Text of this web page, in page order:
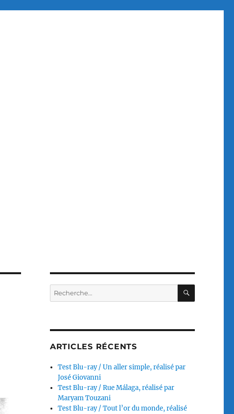
Recherche
pour :
ARTICLES RÉCENTS
Test Blu-ray / Un aller simple, réalisé par
José Giovanni
Test Blu-ray / Rue Málaga, réalisé par
Maryam Touzani
Test Blu-ray / Tout l’or du monde, réalisé